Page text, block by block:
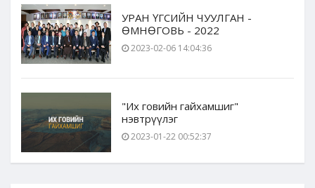
УРАН ҮГСИЙН ЧУУЛГАН -
ӨМНӨГОВЬ - 2022
2023-02-06 14:04:36
"Их говийн гайхамшиг"
нэвтрүүлэг
2023-01-22 00:52:37